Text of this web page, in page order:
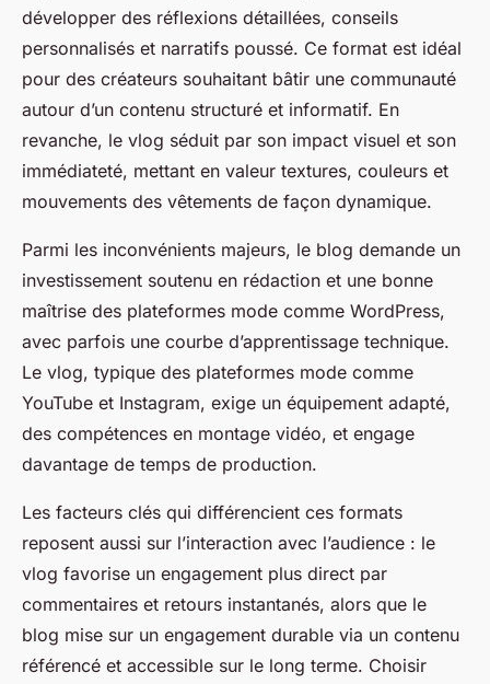
développer des réflexions détaillées, conseils
personnalisés et narratifs poussé. Ce format est idéal
pour des créateurs souhaitant bâtir une communauté
autour d’un contenu structuré et informatif. En
revanche, le vlog séduit par son impact visuel et son
immédiateté, mettant en valeur textures, couleurs et
mouvements des vêtements de façon dynamique.
Parmi les inconvénients majeurs, le blog demande un
investissement soutenu en rédaction et une bonne
maîtrise des plateformes mode comme WordPress,
avec parfois une courbe d’apprentissage technique.
Le vlog, typique des plateformes mode comme
YouTube et Instagram, exige un équipement adapté,
des compétences en montage vidéo, et engage
davantage de temps de production.
Les facteurs clés qui différencient ces formats
reposent aussi sur l’interaction avec l’audience : le
vlog favorise un engagement plus direct par
commentaires et retours instantanés, alors que le
blog mise sur un engagement durable via un contenu
référencé et accessible sur le long terme. Choisir